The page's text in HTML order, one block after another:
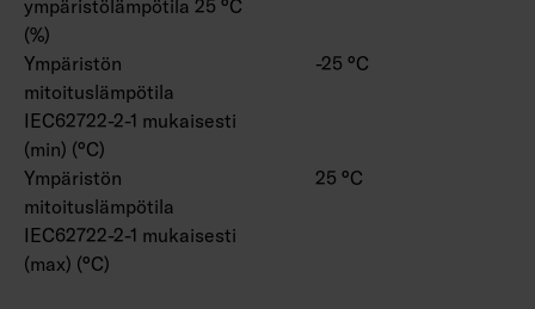
ympäristölämpötila 25 °C
(%)
Ympäristön
mitoituslämpötila
IEC62722-2-1 mukaisesti
(min) (°C)
-25 °C
Ympäristön
mitoituslämpötila
IEC62722-2-1 mukaisesti
(max) (°C)
25 °C